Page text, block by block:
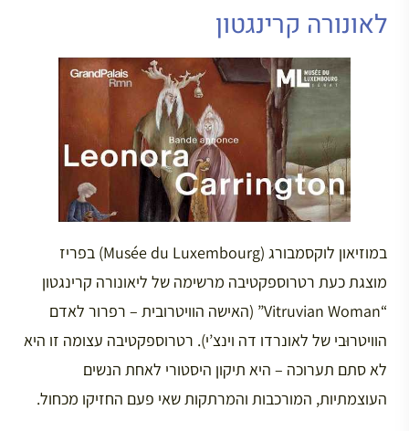
לאונורה קרינגטון
במוזיאון לוקסמבורג (Musée du Luxembourg) בפריז
מוצגת כעת רטרוספקטיבה מרשימה של ליאונורה קרינגטון
“Vitruvian Woman” (האישה הוויטרובית – רפרור לאדם
הוויטרוּבי של לאונרדו דה וינצ’י). רטרוספקטיבה עצומה זו היא
לא סתם תערוכה – היא תיקון היסטורי לאחת הנשים
העוצמתיות, המורכבות והמרתקות שאי פעם החזיקו מכחול.